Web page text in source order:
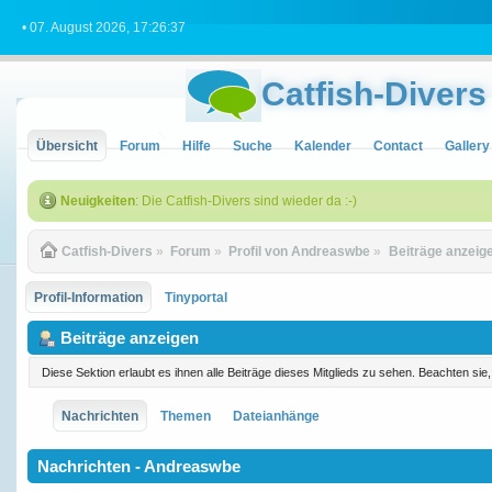
• 07. August 2026, 17:26:37
Catfish-Divers
Übersicht Forum Hilfe Suche Kalender Contact Gallery
Neuigkeiten: Die Catfish-Divers sind wieder da :-)
Catfish-Divers » Forum » Profil von Andreaswbe » Beiträge
Profil-Information Tinyportal
Beiträge anzeigen
Diese Sektion erlaubt es ihnen alle Beiträge dieses Mitglieds zu sehen. Beachten
Nachrichten Themen Dateianhänge
Nachrichten - Andreaswbe